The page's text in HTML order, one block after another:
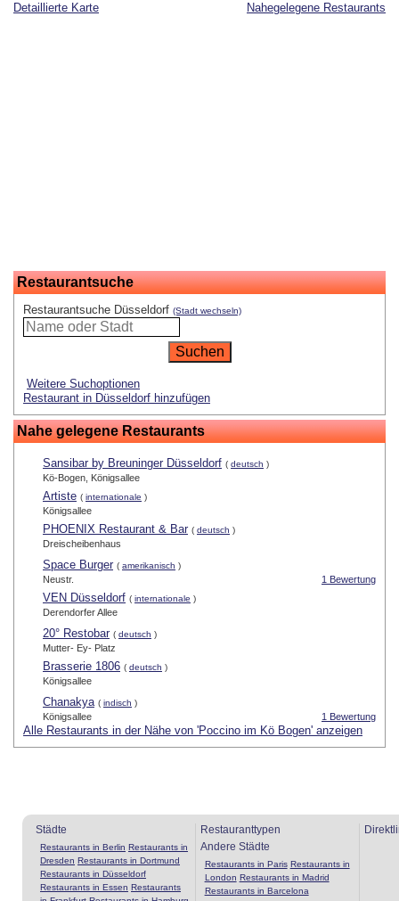
Nahegelegene Restaurants
Detaillierte Karte
Restaurantsuche
Restaurantsuche Düsseldorf (Stadt wechseln)
Weitere Suchoptionen
Restaurant in Düsseldorf hinzufügen
Nahe gelegene Restaurants
Sansibar by Breuninger Düsseldorf ( deutsch )
Kö-Bogen, Königsallee
Artiste ( internationale )
Königsallee
PHOENIX Restaurant & Bar ( deutsch )
Dreischeibenhaus
Space Burger ( amerikanisch )
1 Bewertung
Neustr.
VEN Düsseldorf ( internationale )
Derendorfer Allee
20° Restobar ( deutsch )
Mutter- Ey- Platz
Brasserie 1806 ( deutsch )
Königsallee
Chanakya ( indisch )
1 Bewertung
Königsallee
Alle Restaurants in der Nähe von 'Poccino im Kö Bogen' anzeigen
Städte
Restaurants in Berlin Restaurants in
Dresden Restaurants in Dortmund
Restaurants in Düsseldorf
Restaurants in Essen Restaurants
Restauranttypen
Andere Städte
Restaurants in Paris Restaurants in
London Restaurants in Madrid
Restaurants in Barcelona